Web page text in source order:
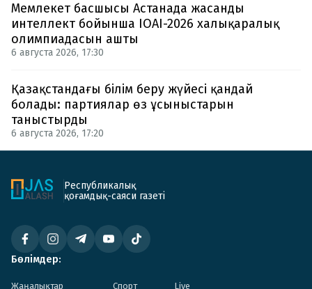
Мемлекет басшысы Астанада жасанды
интеллект бойынша IOAI-2026 халықаралық
олимпиадасын ашты
6 августа 2026, 17:30
Қазақстандағы білім беру жүйесі қандай
болады: партиялар өз ұсыныстарын
таныстырды
6 августа 2026, 17:20
Республикалық
қоғамдық-саяси газеті
Бөлімдер:
Жаңалықтар Спорт Live